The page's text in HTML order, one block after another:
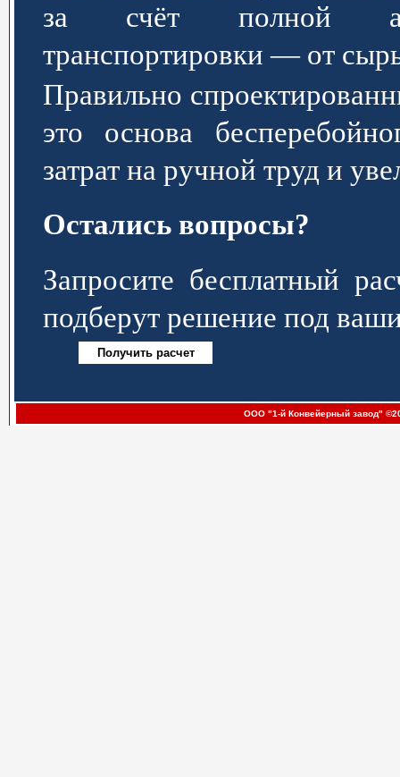
за счёт полной
транспортировки — от
Правильно
это основа
затрат на ручной труд и
Остались вопросы?
Запросите бесплатный
подберут решение под
ООО "1-й Конвейерный завод"